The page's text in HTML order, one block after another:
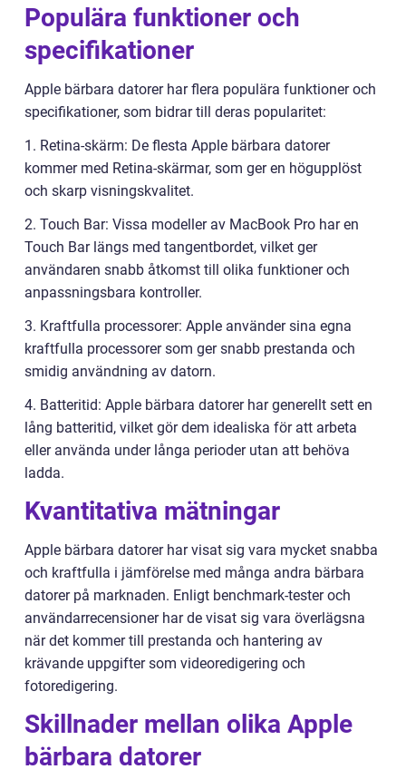
Populära funktioner och
specifikationer
Apple bärbara datorer har flera populära funktioner och
specifikationer, som bidrar till deras popularitet:
1. Retina-skärm: De flesta Apple bärbara datorer
kommer med Retina-skärmar, som ger en högupplöst
och skarp visningskvalitet.
2. Touch Bar: Vissa modeller av MacBook Pro har en
Touch Bar längs med tangentbordet, vilket ger
användaren snabb åtkomst till olika funktioner och
anpassningsbara kontroller.
3. Kraftfulla processorer: Apple använder sina egna
kraftfulla processorer som ger snabb prestanda och
smidig användning av datorn.
4. Batteritid: Apple bärbara datorer har generellt sett en
lång batteritid, vilket gör dem idealiska för att arbeta
eller använda under långa perioder utan att behöva
ladda.
Kvantitativa mätningar
Apple bärbara datorer har visat sig vara mycket snabba
och kraftfulla i jämförelse med många andra bärbara
datorer på marknaden. Enligt benchmark-tester och
användarrecensioner har de visat sig vara överlägsna
när det kommer till prestanda och hantering av
krävande uppgifter som videoredigering och
fotoredigering.
Skillnader mellan olika Apple
bärbara datorer